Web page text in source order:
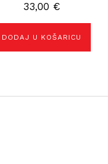
33,00 €
DODAJ U KOŠARICU